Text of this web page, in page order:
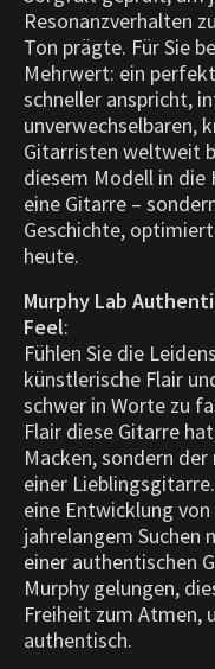
Resonanzverhalten
Ton prägte. Für Sie
Mehrwert: ein
schneller anspricht,
unverwechselbaren,
Gitarristen weltweit
diesem Modell in
eine Gitarre –
Geschichte,
heute.
Murphy Lab
Feel:
Fühlen Sie die
künstlerische Flair
schwer in Worte zu
Flair diese Gitarre
Macken, sondern
einer
eine Entwicklung
jahrelangem Suchen
einer authentischen
Murphy gelungen,
Freiheit zum Atmen,
authentisch.